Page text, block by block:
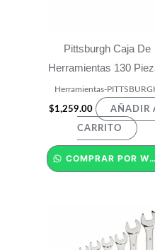
Pittsburgh Caja De
Herramientas 130
Herramientas-
$1,259.00 AÑADIR
CARRITO
COMPRAR POR WHATSAPP